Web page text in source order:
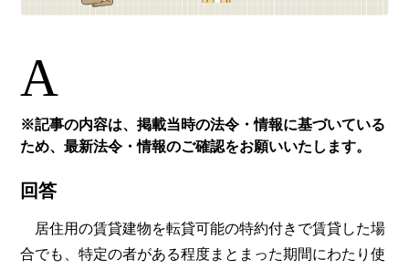
A
※記事の内容は、掲載当時の法令・情報に基づいている
ため、最新法令・情報のご確認をお願いいたします。
回答
居住用の賃貸建物を転貸可能の特約付きで賃貸した場
合でも、特定の者がある程度まとまった期間にわたり使